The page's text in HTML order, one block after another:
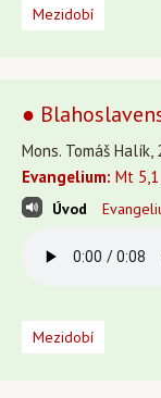
Mezidobí
●
Mons. Tomáš
Evangelium: Mt 5,1
Úvod
Mezidobí